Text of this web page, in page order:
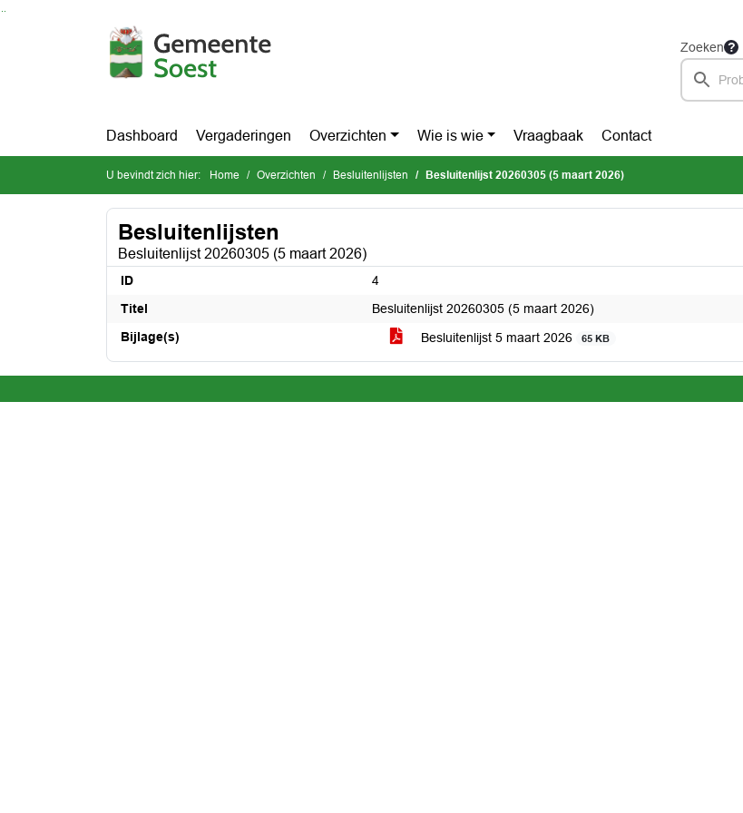
Zoeken
Dashboard Vergaderingen Overzichten Wie is wie Vraagbaak Contact
U bevindt zich hier: Home Overzichten Besluitenlijsten Besluitenlijst 20260305 (5 maart 2026)
Besluitenlijsten
Besluitenlijst 20260305 (5 maart 2026)
ID
4
Titel
Besluitenlijst 20260305 (5 maart 2026)
Bijlage(s)
Besluitenlijst 5 maart 2026 65 KB